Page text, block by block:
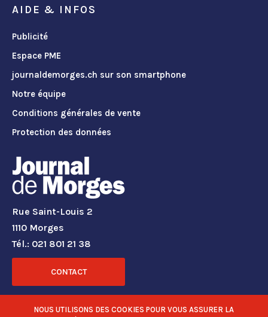
AIDE & INFOS
Publicité
Espace PME
journaldemorges.ch sur son smartphone
Notre équipe
Conditions générales de vente
Protection des données
Rue Saint-Louis 2
1110 Morges
Tél.: 021 801 21 38
CONTACT
RÉSEAUX SOCIAUX
NOUS UTILISONS DES COOKIES POUR VOUS ASSURER LA